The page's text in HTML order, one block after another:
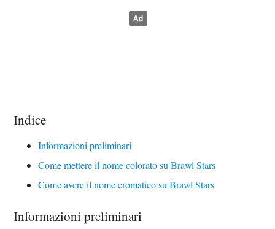
Indice
Informazioni preliminari
Come mettere il nome colorato su Brawl Stars
Come avere il nome cromatico su Brawl Stars
Informazioni preliminari